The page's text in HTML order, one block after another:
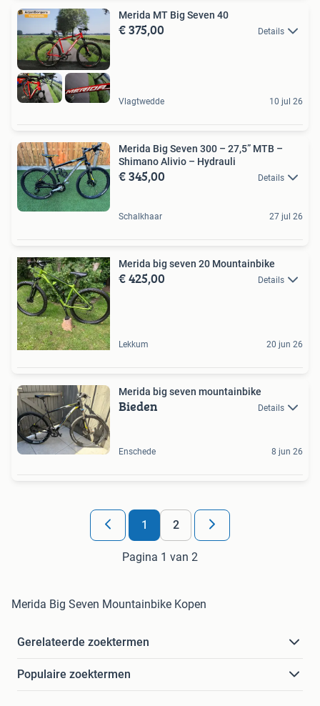
Merida MT Big Seven 40
€ 375,00 Details
Vlagtwedde 10 jul 26
Merida Big Seven 300 – 27,5” MTB –
Shimano Alivio – Hydrauli
€ 345,00 Details
Schalkhaar 27 jul 26
Merida big seven 20 Mountainbike
€ 425,00 Details
Lekkum 20 jun 26
Merida big seven mountainbike
Bieden Details
Enschede 8 jun 26
1 2
Pagina 1 van 2
Merida Big Seven Mountainbike Kopen
Gerelateerde zoektermen
Populaire zoektermen